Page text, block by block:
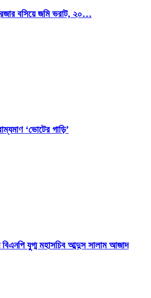
বসিয়ে জমি ভরাট, ২০…
‘ভোটের গাড়ি’
যুগ্ম মহাসচিব আব্দুস সালাম আজাদ